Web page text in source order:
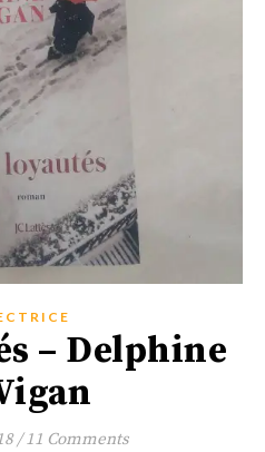
– Delphine
/11 Comments